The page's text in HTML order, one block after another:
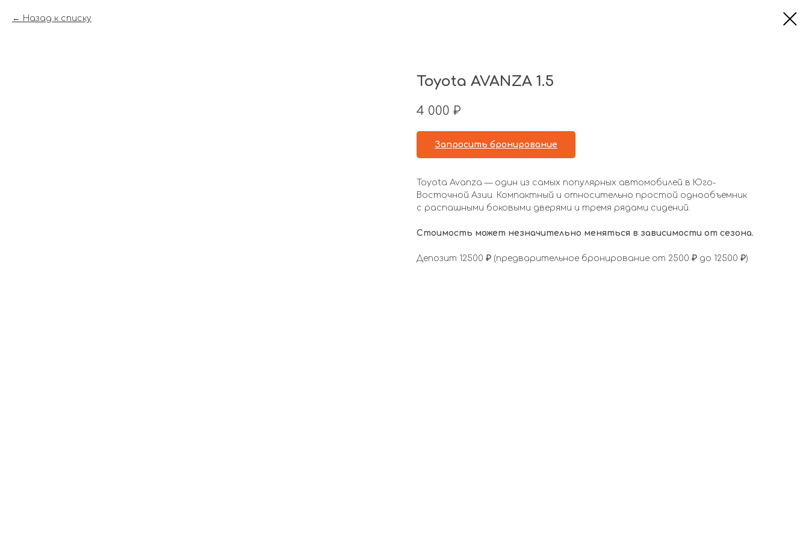
Назад к списку
Toyota AVANZA 1.5
4 000 ₽
Запросить бронирование
Toyota Avanza — один из самых популярных автомобилей в Юго-
Восточной Азии. Компактный и относительно простой однообъемник
с распашными боковыми дверями и тремя рядами сидений.
Стоимость может незначительно меняться в зависимости от сезона.
Депозит 12500 ₽ (предварительное бронирование от 2500 ₽ до 12500 ₽)